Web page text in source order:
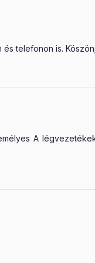
telefonon is.
A